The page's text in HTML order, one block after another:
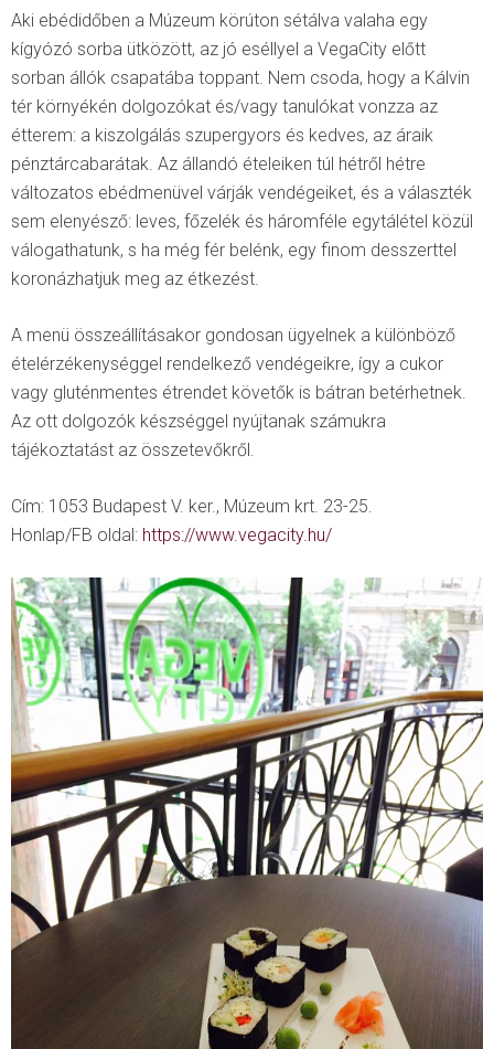
Aki ebédidőben a Múzeum körúton sétálva valaha egy
kígyózó sorba ütközött, az jó eséllyel a VegaCity előtt
sorban állók csapatába toppant. Nem csoda, hogy a Kálvin
tér környékén dolgozókat és/vagy tanulókat vonzza az
étterem: a kiszolgálás szupergyors és kedves, az áraik
pénztárcabarátak. Az állandó ételeiken túl hétről hétre
változatos ebédmenüvel várják vendégeiket, és a választék
sem elenyésző: leves, főzelék és háromféle egytálétel közül
válogathatunk, s ha még fér belénk, egy finom desszerttel
koronázhatjuk meg az étkezést.
A menü összeállításakor gondosan ügyelnek a különböző
ételérzékenységgel rendelkező vendégeikre, így a cukor
vagy gluténmentes étrendet követők is bátran betérhetnek.
Az ott dolgozók készséggel nyújtanak számukra
tájékoztatást az összetevőkről.
Cím: 1053 Budapest V. ker., Múzeum krt. 23-25.
Honlap/FB oldal: https://www.vegacity.hu/